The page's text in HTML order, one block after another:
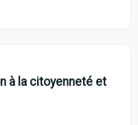
à la citoyenneté et